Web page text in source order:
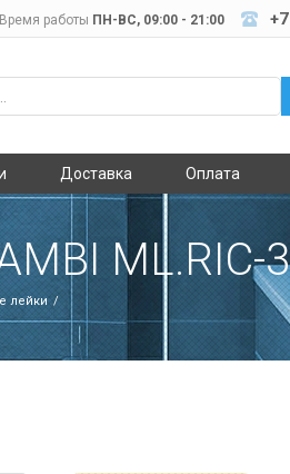
Время работы ПН-ВC, 09:00 - 21:00
Доставка Оплата
ML.RIC-
лейки